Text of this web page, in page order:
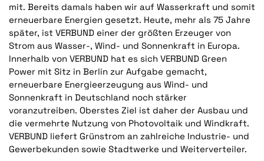
mit. Bereits damals haben wir auf Wasserkraft und somit
erneuerbare Energien gesetzt. Heute, mehr als 75 Jahre
später, ist VERBUND einer der größten Erzeuger von
Strom aus Wasser-, Wind- und Sonnenkraft in Europa.
Innerhalb von VERBUND hat es sich VERBUND Green
Power mit Sitz in Berlin zur Aufgabe gemacht,
erneuerbare Energieerzeugung aus Wind- und
Sonnenkraft in Deutschland noch stärker
voranzutreiben. Oberstes Ziel ist daher der Ausbau und
die vermehrte Nutzung von Photovoltaik und Windkraft.
VERBUND liefert Grünstrom an zahlreiche Industrie- und
Gewerbekunden sowie Stadtwerke und Weiterverteiler.